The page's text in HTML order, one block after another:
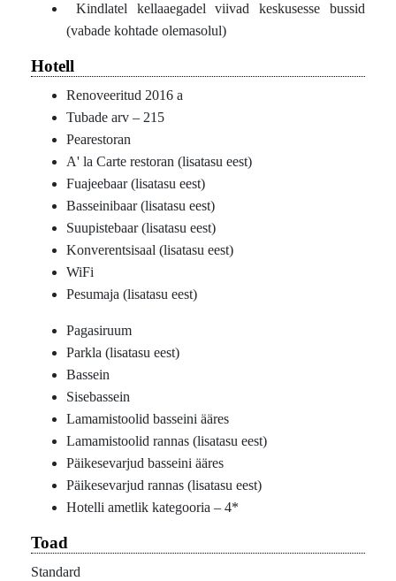
Kindlatel kellaaegadel viivad keskusesse bussid
(vabade kohtade olemasolul)
Hotell
Renoveeritud 2016 a
Tubade arv – 215
Pearestoran
A' la Carte restoran (lisatasu eest)
Fuajeebaar (lisatasu eest)
Basseinibaar (lisatasu eest)
Suupistebaar (lisatasu eest)
Konverentsisaal (lisatasu eest)
WiFi
Pesumaja (lisatasu eest)
Pagasiruum
Parkla (lisatasu eest)
Bassein
Sisebassein
Lamamistoolid basseini ääres
Lamamistoolid rannas (lisatasu eest)
Päikesevarjud basseini ääres
Päikesevarjud rannas (lisatasu eest)
Hotelli ametlik kategooria – 4*
Toad
Standard